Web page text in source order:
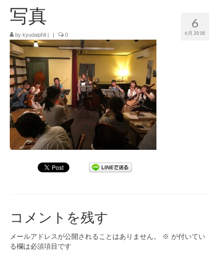
第3回東京特別演奏会特設ページ
演奏会情報
卒業記念演奏会2027
九大フィルとは
九大フィルの歴史
ご寄付のお願い
演奏会の歴史
出張演奏
九大フィル特集ページ
6
6月 2018
写真
by kyudaiphil 0
コメントを残す
メールアドレスが公開されることはありません。 ※ が付いてい
る欄は必須項目です